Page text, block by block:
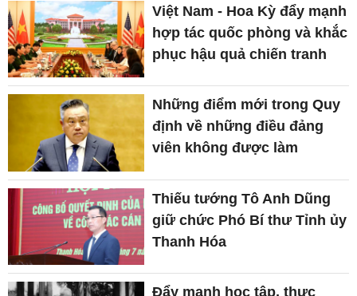
Việt Nam - Hoa Kỳ đẩy mạnh
hợp tác quốc phòng và khắc
phục hậu quả chiến tranh
Những điểm mới trong Quy
định về những điều đảng
viên không được làm
Thiếu tướng Tô Anh Dũng
giữ chức Phó Bí thư Tỉnh ủy
Thanh Hóa
Đẩy mạnh học tập, thực